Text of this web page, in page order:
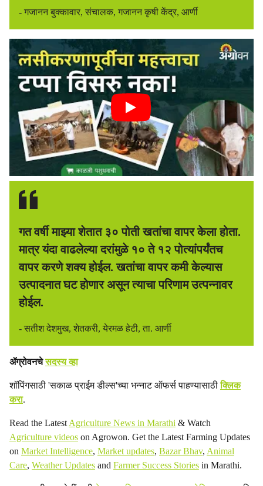
- गजानन बुक्कावार, संचालक, गजानन कृषी केंद्र, आर्णी
गत वर्षी माझ्या शेतात ३० पोती खतांचा वापर केला होता.
मात्र यंदा वाढलेल्या दरांमुळे १० ते १२ पोत्यांपर्यंतच
वापर करणे शक्य होईल. खतांचा वापर कमी केल्यास
उत्पादनात घट होणार असून त्याचा परिणाम उत्पन्नावर
होईल.
- सतीश देशमुख, शेतकरी, येरमळ हेटी, ता. आर्णी
ॲग्रोवनचेसदस्य व्हा
शॉपिंगसाठी 'सकाळ प्राईम डील्स'च्या भन्नाट ऑफर्स पाहण्यासाठीक्लिक
करा.
Read the Latest Agriculture News in Marathi & Watch
Agriculture videos on Agrowon. Get the Latest Farming Updates
on Market Intelligence, Market updates, Bazar Bhav, Animal
Care, Weather Updates and Farmer Success Stories in Marathi.